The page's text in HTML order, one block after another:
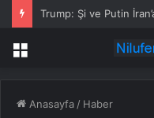
Trump: Şi ve Putin
Menü
Anasayfa / Haber